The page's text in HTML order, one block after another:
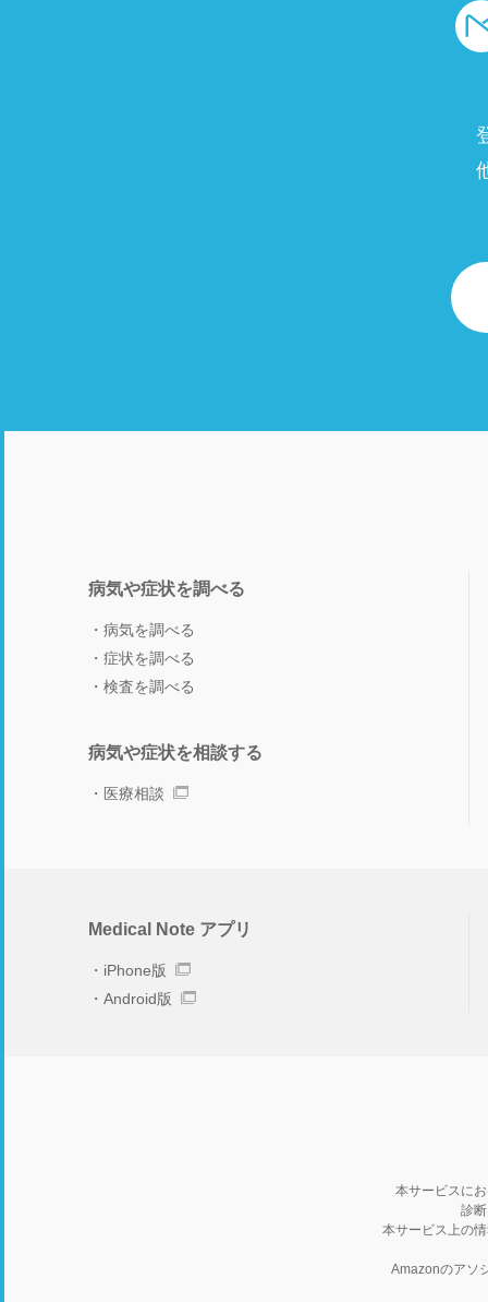
病気や症状を調べる
病気を調べる
症状を調べる
検査を調べる
病気や症状を相談する
医療相談
Medical Note アプリ
iPhone版
Android版
本サービスに
診
本サービス上の
Amazonのアソ